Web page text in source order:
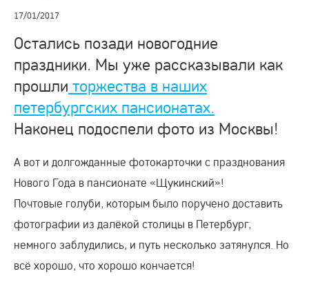
17/01/2017
Остались позади новогодние
праздники. Мы уже рассказывали как
прошли торжества в наших
петербургских пансионатах.
Наконец подоспели фото из Москвы!
А вот и долгожданные фотокарточки с празднования
Нового Года в пансионате «Щукинский»!
Почтовые голуби, которым было поручено доставить
фотографии из далёкой столицы в Петербург,
немного заблудились, и путь несколько затянулся. Но
всё хорошо, что хорошо кончается!